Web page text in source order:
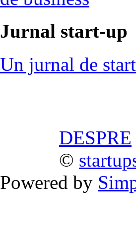
Jurnal start-up
Un jurnal de
DESPRE
©
Powered by